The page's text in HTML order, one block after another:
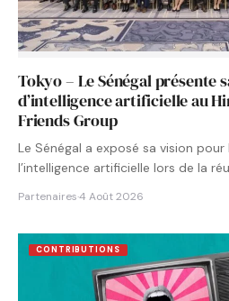
Tokyo – Le Sénégal présente
d’intelligence artificielle au
Friends Group
Le Sénégal a exposé sa vision
l’intelligence artificielle lors de la
Partenaires·4 Août 2026
CONTRIBUTIONS